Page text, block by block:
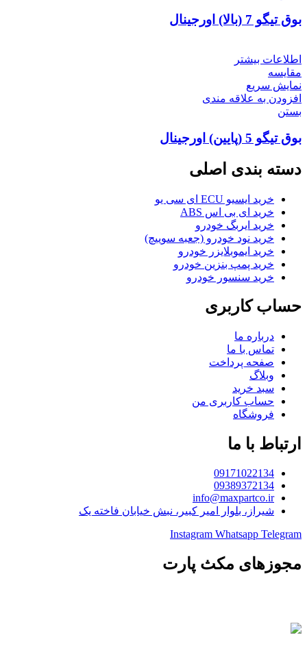
بوق تیگو 7 (بالا) اورجینال
اطلاعات بیشتر
مقایسه
نمایش سریع
افزودن به علاقه مندی
بستن
بوق تیگو 5 (پایین) اورجینال
دسته بندی اصلی
خرید ایسیو ECU ای سی یو
خرید ای بی اس ABS
خرید ایربگ خودرو
خرید نود خودرو (جعبه سوییچ)
خرید ایموبلایزر خودرو
خرید پمپ بنزین خودرو
خرید سنسور خودرو
حساب کاربری
درباره ما
تماس با ما
صفحه پرداخت
وبلاگ
سبد خرید
حساب کاربری من
فروشگاه
ارتباط با ما
09171022134
09389372134
info@maxpartco.ir
شیراز، بلوار امیر کبیر، نبش خیابان فاخته یک
Instagram Whatsapp Telegram
مجوزهای مکث پارت